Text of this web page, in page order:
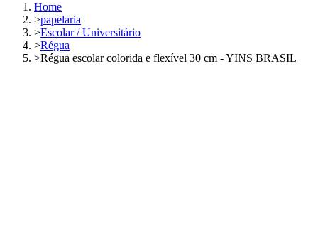
Home
>papelaria
>Escolar / Universitário
>Régua
>Régua escolar colorida e flexível 30 cm - YINS BRASIL